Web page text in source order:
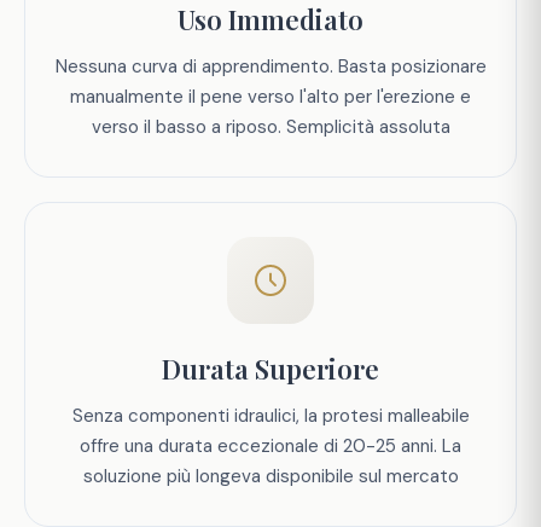
Uso Immediato
Nessuna curva di apprendimento. Basta posizionare
manualmente il pene verso l'alto per l'erezione e
verso il basso a riposo. Semplicità assoluta
Durata Superiore
Senza componenti idraulici, la protesi malleabile
offre una durata eccezionale di 20-25 anni. La
soluzione più longeva disponibile sul mercato